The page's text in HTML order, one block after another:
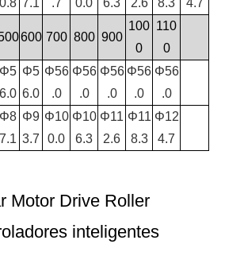
600 700 800 900
100
0
110
0
Φ5
6.0
Φ5
6.0
Φ56
.0
Φ56
.0
Φ56
.0
Φ56
.0
Φ56
.0
Φ8
7.1
Φ9
3.7
Φ10
0.0
Φ10
6.3
Φ11
2.6
Φ11
8.3
Φ12
4.7
Motor Drive Roller
inteligentes